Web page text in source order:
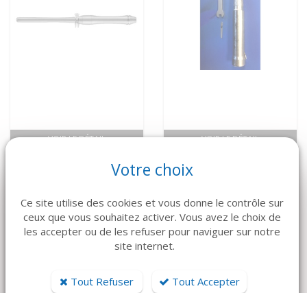
VOIR LE DÉTAIL
MANCHE DE MIROIR
13 €
VOIR LE DÉTAIL
MICROSCIE -
OSSEOSCALPEL
2 000 €
Votre choix
Ce site utilise des cookies et vous donne le contrôle sur
ceux que vous souhaitez activer. Vous avez le choix de
les accepter ou de les refuser pour naviguer sur notre
site internet.
Tout Refuser Tout Accepter